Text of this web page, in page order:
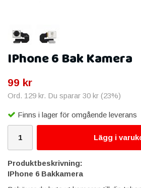
IPhone 6 Bak Kamera
99 kr
Ord. 129 kr. Du sparar 30 kr (23%)
Finns i lager för omgående leverans
Lägg i
Produktbeskrivning:
IPhone 6 Bakkamera